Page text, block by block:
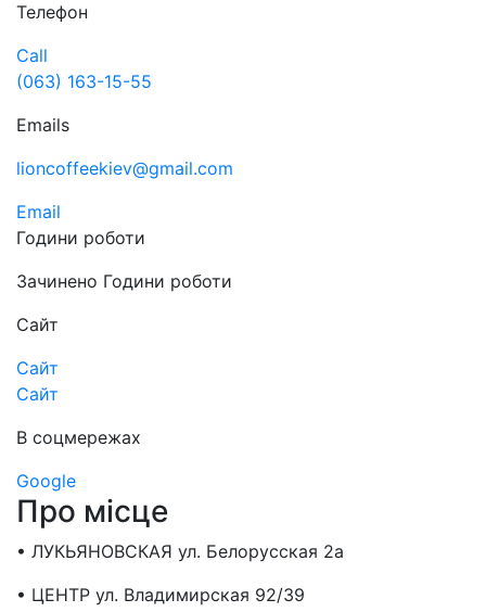
Телефон
Call
(063) 163-15-55
Emails
lioncoffeekiev@gmail.com
Email
Години роботи
Зачинено Години роботи
Сайт
Сайт
Сайт
В соцмережах
Google
Про місце
• ЛУКЬЯНОВСКАЯ ул. Белорусская 2а
• ЦЕНТР ул. Владимирская 92/39